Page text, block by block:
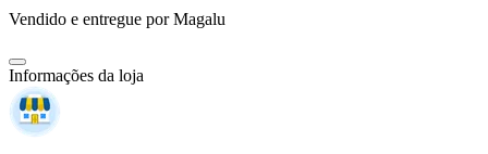
Vendido e entregue por Magalu
Informações da loja